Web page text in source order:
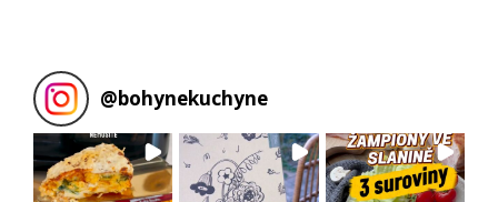
@bohynekuchyne